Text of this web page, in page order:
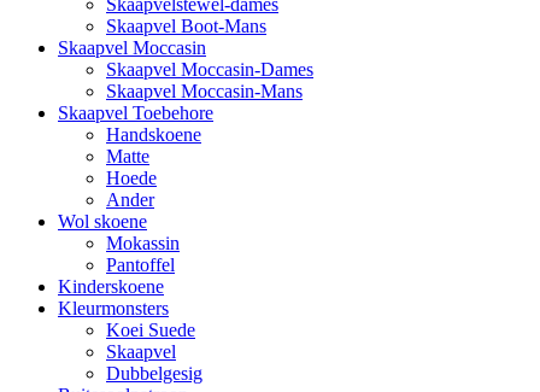
Skaapvelstewel-dames
Skaapvel Boot-Mans
Skaapvel Moccasin
Skaapvel Moccasin-Dames
Skaapvel Moccasin-Mans
Skaapvel Toebehore
Handskoene
Matte
Hoede
Ander
Wol skoene
Mokassin
Pantoffel
Kinderskoene
Kleurmonsters
Koei Suede
Skaapvel
Dubbelgesig